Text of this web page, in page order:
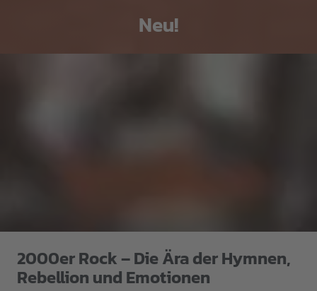
Neu!
2000er Rock – Die Ära der Hymnen,
Rebellion und Emotionen